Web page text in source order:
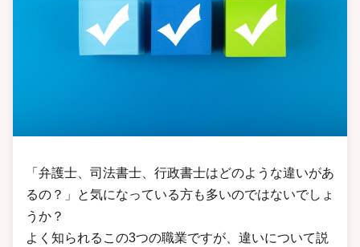
「弁護士、司法書士、行政書士はどのような違いがあ
るの？」と気になっている方も多いのではないでしょ
うか？
よく知られるこの3つの職業ですが、違いについて説